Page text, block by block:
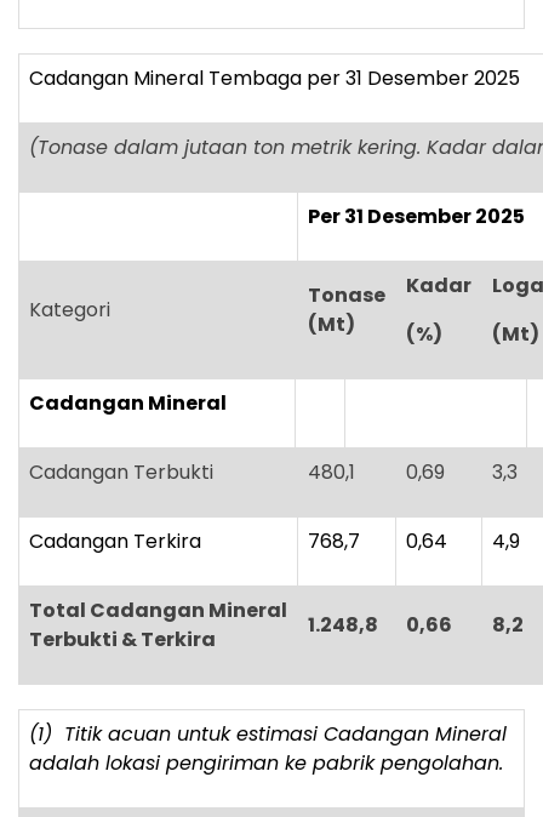
Cadangan Mineral Tembaga per 31 Desember 2025
(Tonase dalam jutaan ton metrik kering. Kadar
Per 31 Desember 2025
Kategori
Tonase
(Mt)
Kadar
(%)
(Mt)
Cadangan Mineral
Cadangan Terbukti 480,1 0,69 3,3
Cadangan Terkira 768,7 0,64 4,9
Total Cadangan Mineral
Terbukti & Terkira
1.248,8 0,66 8,2
(1) Titik acuan untuk estimasi Cadangan Mineral
adalah lokasi pengiriman ke pabrik pengolahan.